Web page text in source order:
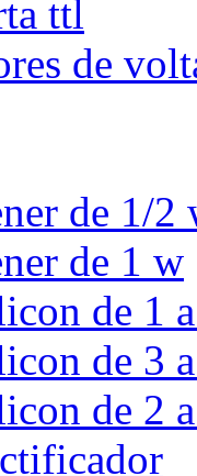
ttl
de
de 1/2
de 1 w
de 1
de 3
de 2